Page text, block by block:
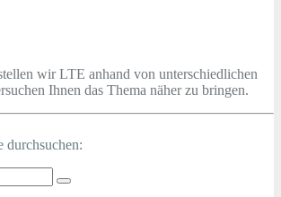
wir LTE anhand von unterschiedlichen
Ihnen das Thema näher zu bringen.
durchsuchen: